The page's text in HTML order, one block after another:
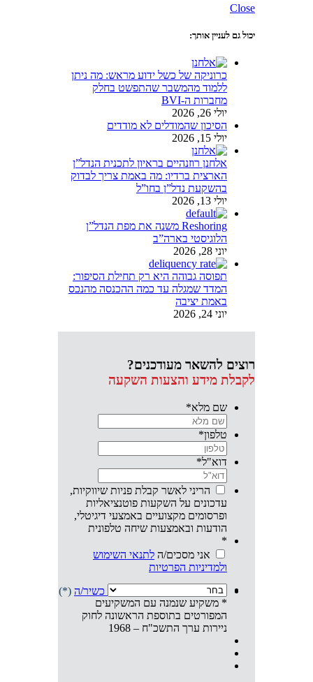
Close
יכול גם לעניין אותך:
כרוניקה של כשל ידוע מראש: מה ניתן
ללמוד מהמשבר שהתפשט בחלק
מחברות ה-BVI
יולי 26, 2026
הסיכון שהמודלים לא מודדים
יולי 15, 2026
אלחנן רוזנהיים בראיון לתכנית הנדל”ן
הארצית ברדיו: מה באמת צריך לבדוק
בהשקעת נדל”ן בחו”ל
יולי 13, 2026
Reshoring משנה את מפת הנדל”ן
הלוגיסטי בארה”ב
יוני 28, 2026
תפוסה גבוהה היא רק תחילת הסיפור:
המדד שמגלה עד כמה ההכנסה מהנכס
באמת יציבה
יוני 24, 2026
רוצים להשאר מעודכנים?
לקבלת מידע והצעות השקעה
שם מלא*
טלפון*
דוא"ל*
הריני לאשר קבלת פניות שיווקיות,
עדכונים על השקעות פוטנציאליות
ופרסומים מקצועיים באמצעי דיגיטלי,
הודעות ובאמצעות שיחה טלפונית
*
אני מסכים/ה לתנאי השימוש
ולמדיניות הפרטיות
אני מצהיר/ה שהנני
משקיע/ה כשיר/ה (*)
* משקיע שנמנה עם המשקיעים
המפורטים בתוספת הראשונה לחוק
ניירות ערך התשכ"ח – 1968